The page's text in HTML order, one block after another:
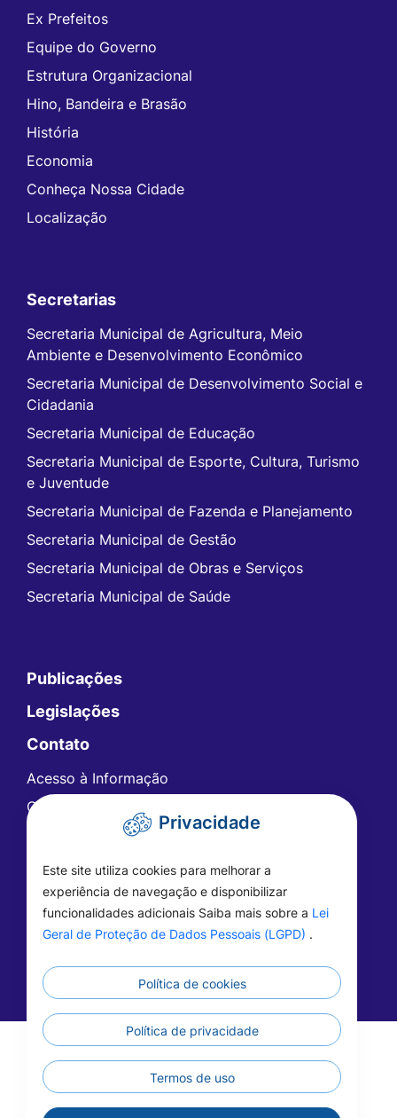
Ex Prefeitos
Equipe do Governo
Estrutura Organizacional
Hino, Bandeira e Brasão
História
Economia
Conheça Nossa Cidade
Localização
Secretarias
Secretaria Municipal de Agricultura, Meio
Ambiente e Desenvolvimento Econômico
Secretaria Municipal de Desenvolvimento Social e
Cidadania
Secretaria Municipal de Educação
Secretaria Municipal de Esporte, Cultura, Turismo
e Juventude
Secretaria Municipal de Fazenda e Planejamento
Secretaria Municipal de Gestão
Secretaria Municipal de Obras e Serviços
Secretaria Municipal de Saúde
Publicações
Legislações
Contato
Acesso à Informação
Ouvidoria
Carta de Serviços
Telefones Úteis
FAQ - Perguntas Frequentes
©2026 - Prefeitura de Vera - MT - Todos os
direitos reservados
Privacidade
Este site utiliza cookies para melhorar a
experiência de navegação e disponibilizar
funcionalidades adicionais Saiba mais sobre a Lei
Geral de Proteção de Dados Pessoais (LGPD) .
Política de cookies
Política de privacidade
Termos de uso